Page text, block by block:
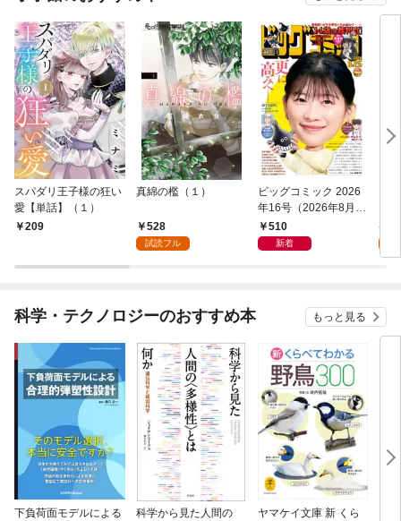
スパダリ王子様の狂い
愛【単話】（１）
209
真綿の檻（１）
528
試読フル
ビッグコミック 2026
年16号（2026年8月7
日発売）
510
新着
科学・テクノロジーのおすすめ本 もっと見る
下負荷面モデルによる
科学から見た人間の
ヤマケイ文庫 新 くら